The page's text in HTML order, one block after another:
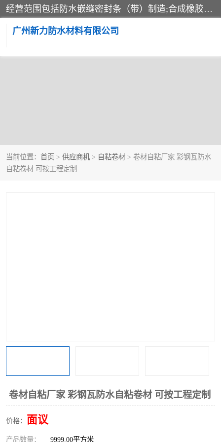
经营范围包括防水嵌缝密封条（带）制造;合成橡胶制造（监控化学品、危险化学品除外）;沥青混合物制造;防水胶粘带制造;其他合成材料制造（监控化学品、危险化学品除外）;涂料制造（监控化学品、危险化学品除外）;建筑结构防水补漏;防水建筑材料制造;粘合剂制造（监控化学品、危险化学品除外）;涂料零售;广州新力防水材料有限公司具有1处分支机构。
广州新力防水材料有限公司
当前位置： 首页 > 供应商机 > 自粘卷材 > 卷材自粘厂家 彩钢瓦防水
自粘卷材 可按工程定制
卷材自粘厂家 彩钢瓦防水自粘卷材 可按工程定制
价格： 面议
产品数量： 9999.00平方米